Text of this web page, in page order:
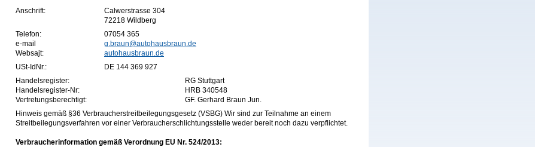
Anschrift:
Calwerstrasse 304
72218 Wildberg
Telefon:
07054 365
e-mail
g.braun@autohausbraun.de
Websajt:
autohausbraun.de
USt-IdNr.:
DE 144 369 927
Handelsregister:
RG Stuttgart
Handelsregister-Nr:
HRB 340548
Vertretungsberechtigt:
GF. Gerhard Braun Jun.
Hinweis gemäß §36 Verbraucherstreitbeilegungsgesetz (VSBG) Wir sind zur Teilnahme an einem
Streitbeilegungsverfahren vor einer Verbraucherschlichtungsstelle weder bereit noch dazu verpflichtet.
Verbraucherinformation gemäß Verordnung EU Nr. 524/2013: